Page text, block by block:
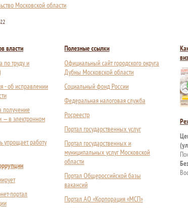
Московской области
власти
по труду и
- об исправлении
получение
— в электронном
упрощает работу
портал
Полезные ссылки
Официальный сайт городского округа
Дубны Московской области
Социальный фонд России
Федеральная налоговая служба
Росреестр
Портал государственных услуг
Портал государственных и
муниципальных услуг Московской
области
Портал Общероссийской базы
вакансий
Портал АО «Корпорация «МСП»